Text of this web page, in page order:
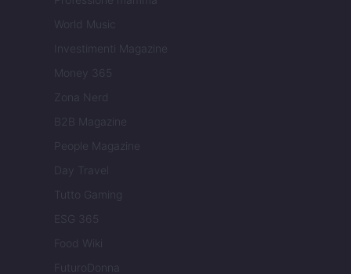
World Music
Investimenti Magazine
Money 365
Zona Nerd
B2B Magazine
People Magazine
Day Travel
Tutto Gaming
ESG 365
Food Wiki
FuturoDonna